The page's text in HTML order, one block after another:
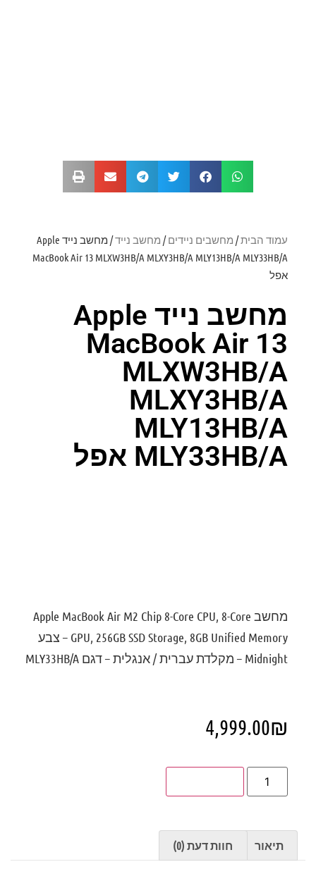
עמוד הבית/ מחשבים ניידים/ מחשב נייד
/ מחשב נייד Apple
MacBook Air 13 MLXW3HB/A MLXY3HB/A MLY13HB/A MLY33HB/A
אפל
מחשב נייד Apple
MacBook Air 13
MLXW3HB/A
MLXY3HB/A
MLY13HB/A
MLY33HB/A אפל
מחשב Apple MacBook Air M2 Chip 8-Core CPU, 8-Core
GPU, 256GB SSD Storage, 8GB Unified Memory – צבע
Midnight – מקלדת עברית / אנגלית – דגם MLY33HB/A
4,999.00₪
תיאור חוות דעת (0)